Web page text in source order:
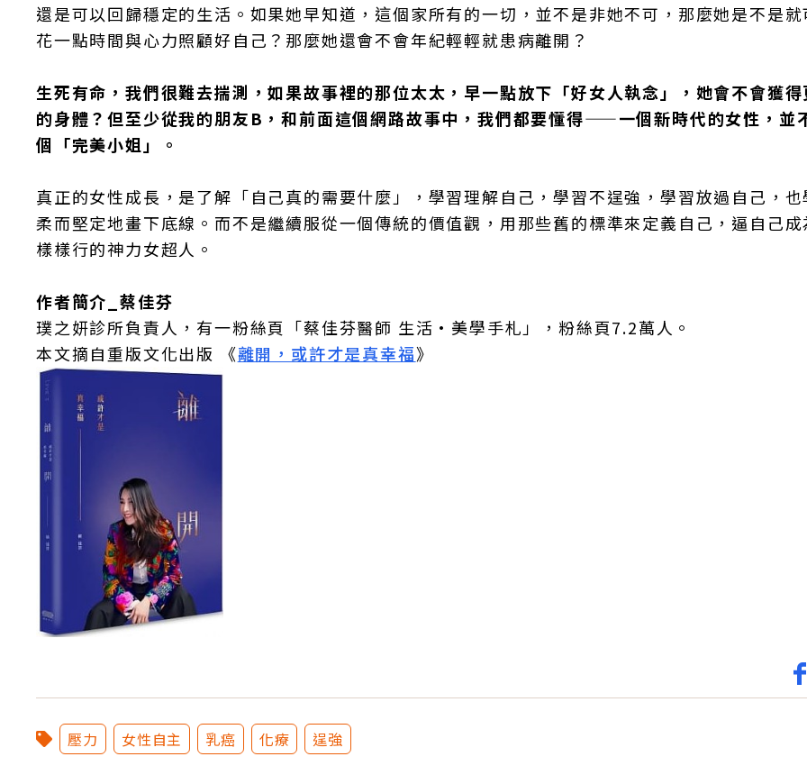
還是可以回歸穩定的生活。如果她早知道，這個家所有的一切，並不是非她不可，那麼她是不是
花一點時間與心力照顧好自己？那麼她還會不會年紀輕輕就患病離開？
生死有命，我們很難去揣測，如果故事裡的那位太太，早一點放下「好女人執念」，她會不會獲
的身體？但至少從我的朋友B，和前面這個網路故事中，我們都要懂得——一個新時代的女性，並
個「完美小姐」。
真正的女性成長，是了解「自己真的需要什麼」，學習理解自己，學習不逞強，學習放過自己，
柔而堅定地畫下底線。而不是繼續服從一個傳統的價值觀，用那些舊的標準來定義自己，逼自己
樣樣行的神力女超人。
作者簡介_蔡佳芬
璞之妍診所負責人，有一粉絲頁「蔡佳芬醫師 生活·美學手札」，粉絲頁7.2萬人。
本文摘自重版文化出版 《離開，或許才是真幸福》
壓力 女性自主 乳癌 化療 逞強